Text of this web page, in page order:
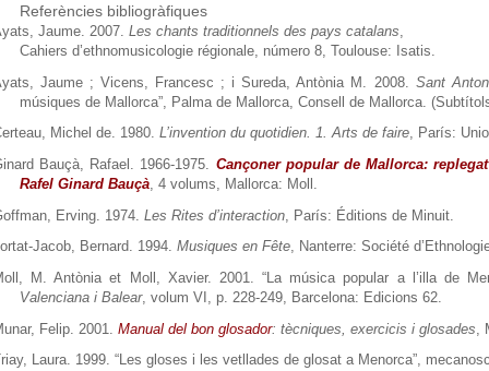
Referències bibliogràfiques
Jaume. 2007. Les chants traditionnels des pays catalans
Cahiers d’ethnomusicologie régionale, número 8, Toulouse: Isatis.
Jaume ; Vicens, Francesc ; i Sureda, Antònia M. 2008. Sant
músiques de Mallorca”, Palma de Mallorca, Consell de Mallorca.
Michel de. 1980. L’invention du quotidien. 1. Arts de faire, París:
Bauçà, Rafael. 1966-1975. Cançoner popular de Mallorca:
Rafel Ginard Bauçà , 4 volums,
Mallorca: Moll.
Erving. 1974. Les Rites d’interaction , París: Éditions de Minuit.
Jacob, Bernard. 1994. Musiques en Fête, Nanterre: Société
M. Antònia et Moll, Xavier. 2001. “La música popular a l’illa de
Valenciana i Balear, volum VI, p. 228-249, Barcelona: Edicions 62.
Felip. 2001. Manual del bon glosador: tècniques, exercicis i glosades
Laura. 1999. “Les gloses i les vetllades de glosat a Menorca”,